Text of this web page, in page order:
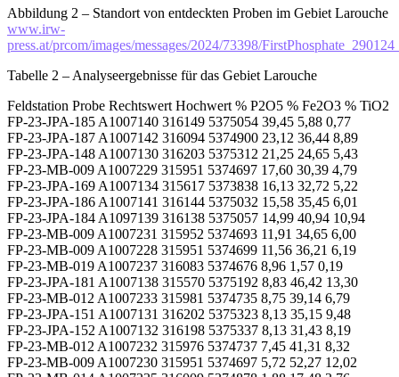
Abbildung 2 – Standort von entdeckten Proben im Gebiet Larouche
www.irw-
press.at/prcom/images/messages/2024/73398/
Tabelle 2 – Analyseergebnisse für das Gebiet Larouche
Feldstation Probe Rechtswert Hochwert % P2O5 % Fe2O3 % TiO2
FP-23-JPA-185 A1007140 316149 5375054 39,45 5,88 0,77
FP-23-JPA-187 A1007142 316094 5374900 23,12 36,44 8,89
FP-23-JPA-148 A1007130 316203 5375312 21,25 24,65 5,43
FP-23-MB-009 A1007229 315951 5374697 17,60 30,39 4,79
FP-23-JPA-169 A1007134 315617 5373838 16,13 32,72 5,22
FP-23-JPA-186 A1007141 316144 5375032 15,58 35,45 6,01
FP-23-JPA-184 A1097139 316138 5375057 14,99 40,94 10,94
FP-23-MB-009 A1007231 315952 5374693 11,91 34,65 6,00
FP-23-MB-009 A1007228 315951 5374699 11,56 36,21 6,19
FP-23-MB-019 A1007237 316083 5374676 8,96 1,57 0,19
FP-23-JPA-181 A1007138 315570 5375192 8,83 46,42 13,30
FP-23-MB-012 A1007233 315981 5374735 8,75 39,14 6,79
FP-23-JPA-151 A1007131 316202 5375323 8,13 35,15 9,48
FP-23-JPA-152 A1007132 316198 5375337 8,13 31,43 8,19
FP-23-MB-012 A1007232 315976 5374737 7,45 41,31 8,32
FP-23-MB-009 A1007230 315951 5374697 5,72 52,27 12,02